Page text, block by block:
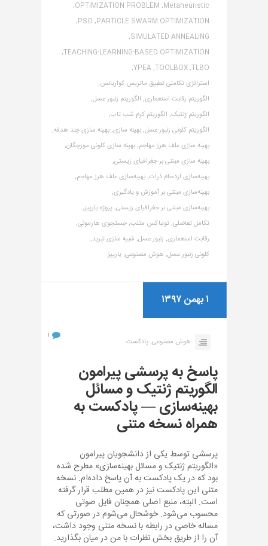
Metaheuristic,
OPTIMIZATION PROBLEM,
PARTICLE SWARM OPTIMIZATION,
PSO,
SIMULATED ANNEALING,
TEACHING-LEARNING-BASED OPTIMIZATION,
TLBO,
TOOLBOX,
YPEA,
استراتژی تکاملی تطبیق ماتریس کواریانس,
الگوریتم رقابت استعماری, الگوریتم زنبور عسل,
الگوریتم ژنتیک, الگوریتم کرم شب تاب,
الگوریتم کلونی زنبور عسل,بهینه سازی,بهینه سازی چند هدفه,
بهینه سازی علف هرز مهاجم,بهینه سازی کلونی مورچگان,
بهینه سازی مبتنی بر جغرافیای زیستی,
بهینه‌سازی ازدحام ذرات,بهینه‌سازی علف هرز مهاجم,
بهینه‌سازی مبتنی بر آموزش و یادگیری,
بهینه‌سازی مبتنی بر جغرافیای زیستی,پروژه یارپیز,
تکامل تفاضلی,تولباکس متلب,جستجوی هارمونی,
رقابت استعماری, زنبور عسل, شبیه سازی تبرید,
کلونی زنبور عسل, هوش مصنوعی, یارپیز
۱ بهمن ۱۳۹۷
هوش مصنوعی,پادکست
۱
پاسخ به پرسشی پیرامون
الگوریتم ژنتیک و مسائل
بهینه‌سازی — پادکست به
همراه نسخه متنی
پرسشی توسط یکی از دانشجویان پیرامون
«الگوریتم ژنتیک و مسائل بهینه‌سازی» مطرح شده
بود که در یک پادکست به آن پاسخ داده‌ام. نسخه
متنی این پادکست نیز در همین مطلب قرار گرفته
است. البته، منبع اصلی همچنان فایل صوتی
محسوب می‌شود. خوشحال می‌شوم در صورتی که
مساله خاصی در رابطه با نسخه متنی وجود داشت،
آن را از طریق بخش نظرات با من در میان بگذارید.